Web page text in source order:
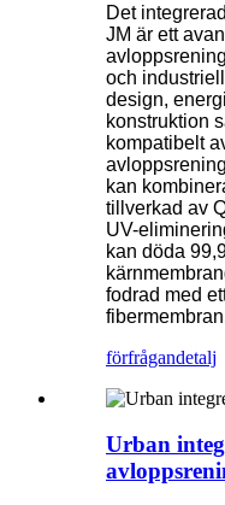
Det
JM är ett
och
design,
konstruktion
kompatibelt
kan
tillverkad av
UV-
kan döda
fodrad med
förfrågandetalj
Urban